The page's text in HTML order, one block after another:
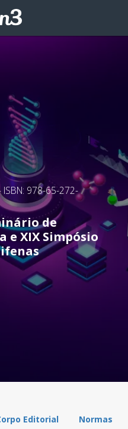
ISBN: 978-65-272-
de
e XIX Simpósio
Editorial Normas